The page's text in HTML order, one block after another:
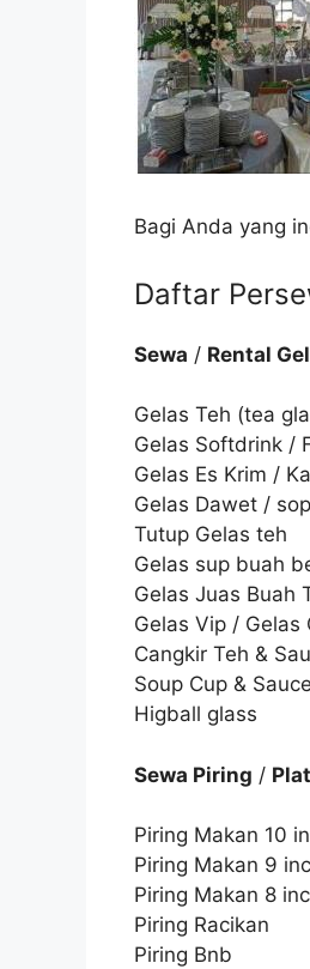
Bagi Anda yang
Daftar
Sewa / Rental
Gelas Teh (tea
Gelas Softdrink /
Gelas Es Krim /
Gelas Dawet /
Tutup Gelas teh
Gelas sup buah
Gelas Juas Buah
Gelas Vip / Gelas
Cangkir Teh &
Soup Cup &
Higball glass
Sewa Piring /
Piring Makan 10
Piring Makan 9
Piring Makan 8
Piring Racikan
Piring Bnb